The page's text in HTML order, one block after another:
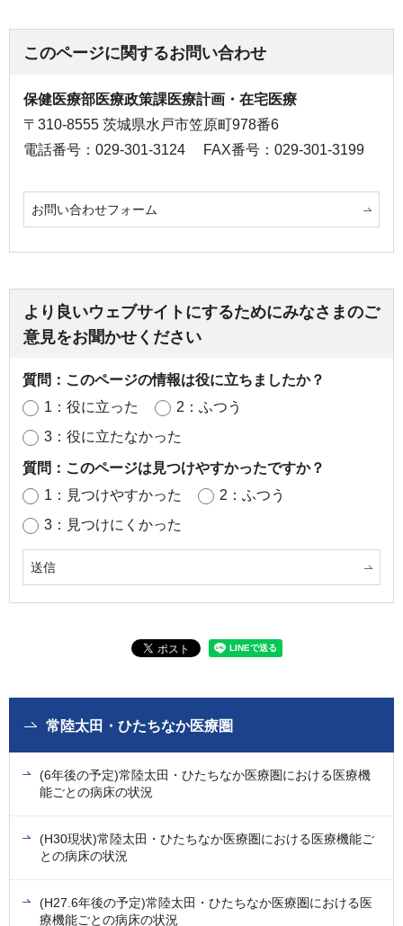
このページに関するお問い合わせ
保健医療部医療政策課医療計画・在宅医療
〒310-8555 茨城県水戸市笠原町978番6
電話番号：029-301-3124
FAX番号：029-301-3199
お問い合わせフォーム
より良いウェブサイトにするためにみなさまのご
意見をお聞かせください
質問：このページの情報は役に立ちましたか？
1：役に立った
2：ふつう
3：役に立たなかった
質問：このページは見つけやすかったですか？
1：見つけやすかった
2：ふつう
3：見つけにくかった
常陸太田・ひたちなか医療圏
(6年後の予定)常陸太田・ひたちなか医療圏における医療機
能ごとの病床の状況
(H30現状)常陸太田・ひたちなか医療圏における医療機能ご
との病床の状況
(H27.6年後の予定)常陸太田・ひたちなか医療圏における医
療機能ごとの病床の状況